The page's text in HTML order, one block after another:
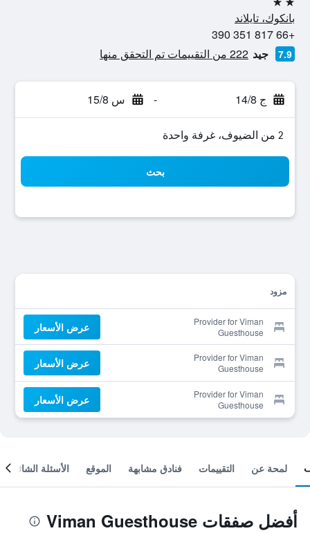
2 نجمتين
بانكوك، تايلاند
+66 817 351 390
7.9 جيد 222 من التقييمات تم التحقق منها
ج 14/8 - س 15/8
2 من الضيوف، غرفة واحدة
بحث
مزود
Provider for Viman
Guesthouse
عرض الأسعار
Provider for Viman
Guesthouse
عرض الأسعار
Provider for Viman
Guesthouse
عرض الأسعار
لمحة عن التقييمات فنادق مشابهة الموقع الأسئلة الشائعة
أفضل صفقات Viman Guesthouse